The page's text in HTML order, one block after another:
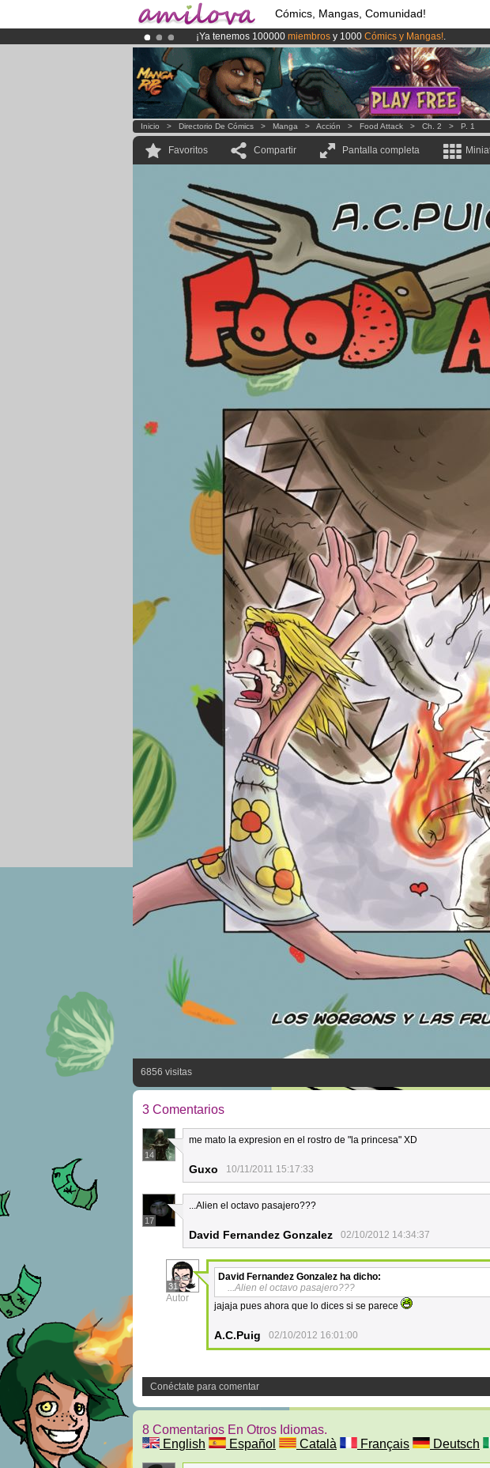
Cómics, Mangas, Comunidad!
¡Ya tenemos 100000 miembros y 1000 Cómics y Mangas!.
¡Conviertete en Premium por3.95 eurosal mes!Hazte Premium ya
El Kickstarter Amilova está desormado lanzado!.
Inicio > Directorio De Cómics > Manga > Acción > Food Attack > Ch. 2 > P. 1
Favoritos Compartir Pantalla completa
6856 visitas
3 Comentarios
14
me mato la expresion en el rostro de "la princesa" XD
Guxo 10/11/2011 15:17:33
17
...Alien el octavo pasajero???
David Fernandez Gonzalez 02/10/2012 14:34:37
31
Autor
David Fernandez Gonzalez ha dicho:
...Alien el octavo pasajero???
jajaja pues ahora que lo dices si se parece
A.C.Puig 02/10/2012 16:01:00
Conéctate para comentar
8 Comentarios En Otros Idiomas.
English
Español Català Français Deutsch